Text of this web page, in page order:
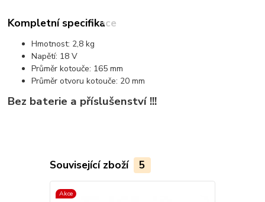
Kompletní specifikace
Hmotnost: 2,8 kg
Napětí: 18 V
Průměr kotouče: 165 mm
Průměr otvoru kotouče: 20 mm
Bez baterie a příslušenství !!!
Související zboží 5
Akce